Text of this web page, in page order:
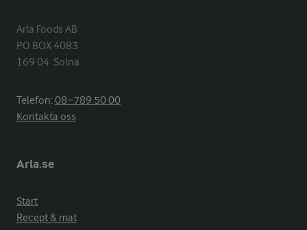
Arla Foods AB
PO BOX 4083
169 04  Solna
Telefon:08−789 50 00
Kontakta oss
Arla.se
Start
Recept & mat